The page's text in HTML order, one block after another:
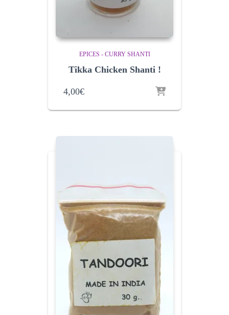
EPICES - CURRY SHANTI
Tikka Chicken Shanti !
4,00€